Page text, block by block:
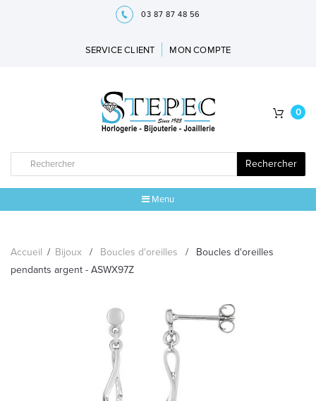
03 87 87 48 56
SERVICE CLIENT MON COMPTE
Rechercher
0
Menu
MARQUES
MONTRES
LES GEORGETTES
SWAROVSKI
Accueil / Bijoux / Boucles d'oreilles /
Boucles d'oreilles
pendants argent - ASWX97Z